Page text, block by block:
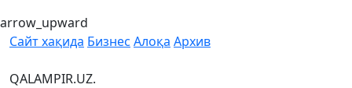
arrow_upward
Сайт хақида Бизнес Алоқа Архив
QALAMPIR.UZ.